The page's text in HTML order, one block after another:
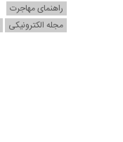
راهنمای مهاجرت
مجله الکترونیکی